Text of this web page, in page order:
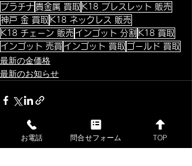
プラチナ貴金属 買取 K18 ブレスレット 販売
神戸 金 買取 K18 ネックレス 販売
K18 チェーン 販売 インゴット 分割 K18 買取
インゴット 売買 インゴット 買取 ゴールド 買取
最新の金価格
最新のお知らせ
最新記事
お電話 問合せフォーム TOP